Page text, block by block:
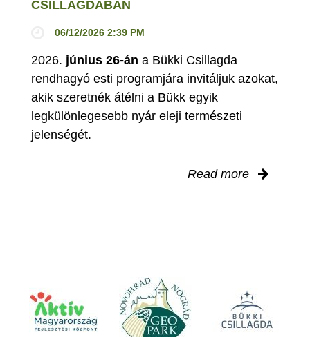
CSILLAGDÁBAN
06/12/2026 2:39 PM
2026. június 26-án a Bükki Csillagda
rendhagyó esti programjára invitáljuk azokat,
akik szeretnék átélni a Bükk egyik
legkülönlegesebb nyár eleji természeti
jelenségét.
Read more